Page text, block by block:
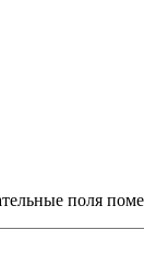
поля